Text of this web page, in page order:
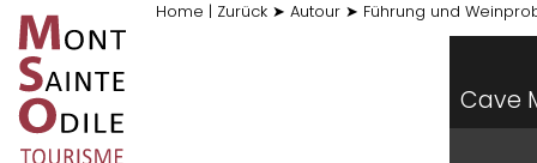
Home | Zurück ➤ Autour ➤ Führung und
Cave